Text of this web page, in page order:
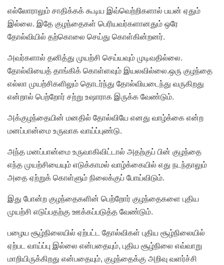
எல்லோராலும் சாதிக்கக் கூடிய இவ்வெற்றிகளால் பயன் ஏதும்
இல்லை. இதே குழந்தைகள் பெரியவர்களானதும் ஒரே
தோல்வியில் தற்கொலை செய்து கொள்கின்றனர்.
அவர்களால் தனித்து முயற்சி செய்யவும் முடிவதில்லை.
தோல்வியைத் தாங்கிக் கொள்ளவும் இயலவில்லை.ஒரு குழந்தை
எல்லா முயற்சிகளிலும் தொடர்ந்து தோல்வியடைந்து வருகிறது
என்றால் பெற்றோர் சற்று உஷாராக இருக்க வேண்டும்.
அக்குழந்தையின் மனதில் தோல்வியே எனது வாழ்க்கை என்ற
மனப்பான்மை உருவாக வாய்ப்புண்டு.
அந்த மனப்பான்மை உருவாகிவிட்டால் அதற்குப் பின் குழந்தை
எந்த முயற்சியையும் எடுக்காமல் வாழ்க்கையில் எது நடந்தாலும்
அதை ஏற்றுக் கொள்ளும் நிலைக்குப் போய்விடும்.
இது போன்ற குழந்தைகளின் பெற்றோர் குழந்தைகளை புதிய
முயற்சி எடுப்பதற்கு ஊக்கப்படுத்த வேண்டும்.
பழைய சூழ்நிலையில் ஏற்பட்ட தோல்விகள் புதிய சூழ்நிலையில்
ஏற்பட வாய்ப்பு இல்லை என்பதையும், புதிய சூழ்நிலை எவ்வாறு
மாறியிருக்கிறது என்பதையும், குழந்தைக்கு அறிவு வளர்ச்சி